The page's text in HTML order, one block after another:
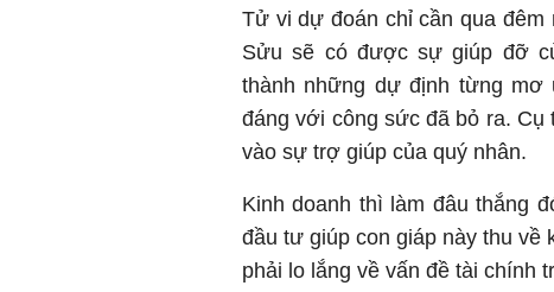
Tử vi dự đoán chỉ cần qua
Sửu sẽ có được sự giúp đỡ
thành những dự định từng
đáng với công sức đã bỏ ra.
vào sự trợ giúp của quý nhân.
Kinh doanh thì làm đâu thắng
đầu tư giúp con giáp này thu về
phải lo lắng về vấn đề tài chính